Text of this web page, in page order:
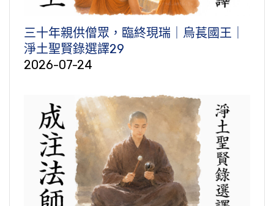
三十年親供僧眾，臨終現瑞｜烏萇國王｜
淨土聖賢錄選譯29
2026-07-24